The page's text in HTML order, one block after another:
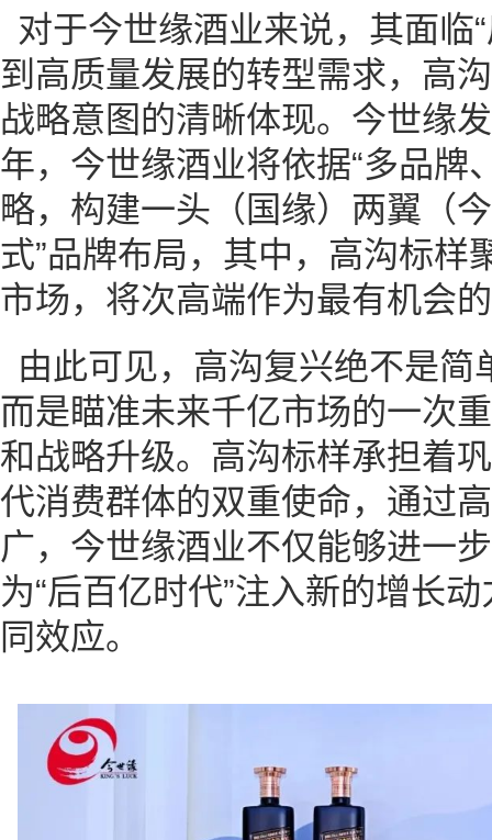
对于今世缘酒业来说，其面临
到高质量发展的转型需求，高
战略意图的清晰体现。今世缘
年，今世缘酒业将依据“多品牌
略，构建一头（国缘）两翼（
式”品牌布局，其中，高沟标样
市场，将次高端作为最有机会
由此可见，高沟复兴绝不是简
而是瞄准未来千亿市场的一次
和战略升级。高沟标样承担着
代消费群体的双重使命，通过
广，今世缘酒业不仅能够进一
为“后百亿时代”注入新的增长
同效应。